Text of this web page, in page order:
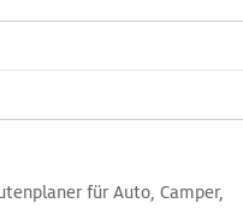
für Auto, Camper,